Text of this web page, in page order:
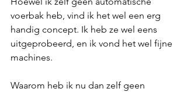
voerbak heb, vind ik het wel een erg
handig concept. Ik heb ze wel eens
uitgeprobeerd, en ik vond het wel fijne
machines.
Waarom heb ik nu dan zelf geen